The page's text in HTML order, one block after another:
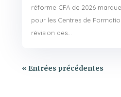
réforme CFA de 2026
pour les Centres de
révision des...
« Entrées précédentes